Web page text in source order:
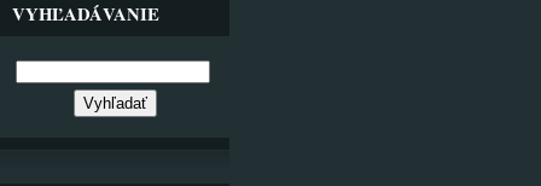
VYHĽADÁVANIE